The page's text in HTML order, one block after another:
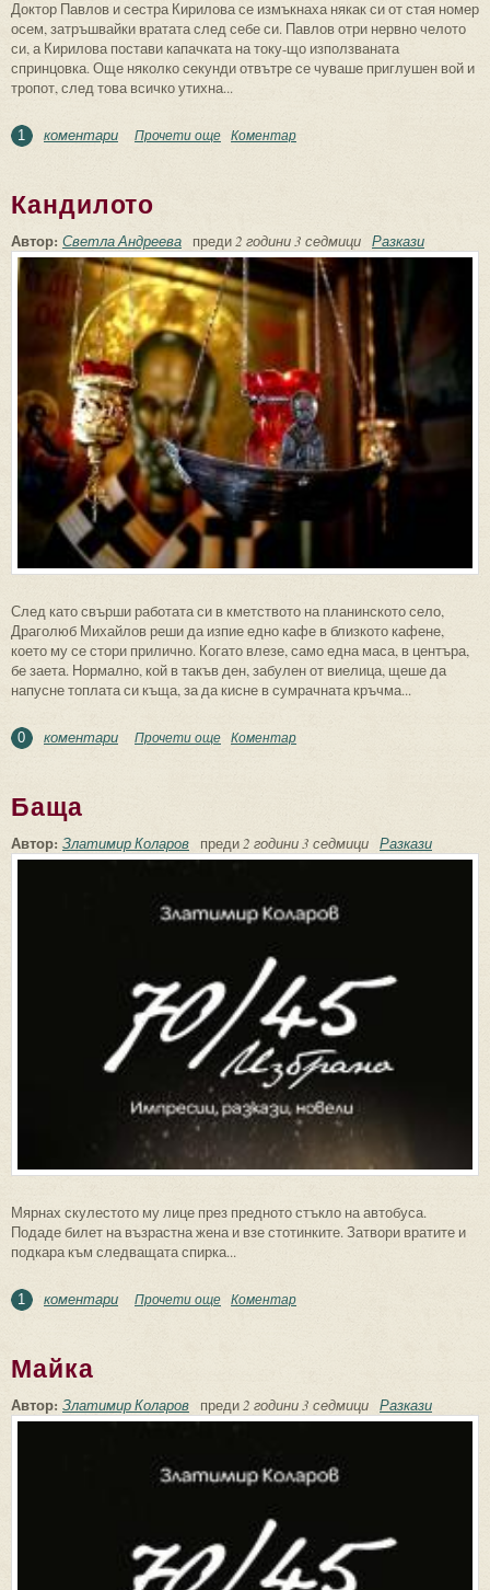
Доктор Павлов и сестра Кирилова се измъкнаха някак си от стая номер
осем, затръшвайки вратата след себе си. Павлов отри нервно челото
си, а Кирилова постави капачката на току-що използваната
спринцовка. Още няколко секунди отвътре се чуваше приглушен вой и
тропот, след това всичко утихна...
1 коментари Прочети още about Да влезеш в добра кондиция
Коментар
Кандилото
Автор: Светла Андреева преди2 години 3 седмици Разкази
След като свърши работата си в кметството на планинското село,
Драголюб Михайлов реши да изпие едно кафе в близкото кафене,
което му се стори прилично. Когато влезе, само една маса, в центъра,
бе заета. Нормално, кой в такъв ден, забулен от виелица, щеше да
напусне топлата си къща, за да кисне в сумрачната кръчма...
0 коментари Прочети още about Кандилото
Коментар
Баща
Автор: Златимир Коларов преди2 години 3 седмици Разкази
Мярнах скулестото му лице през предното стъкло на автобуса.
Подаде билет на възрастна жена и взе стотинките. Затвори вратите и
подкара към следващата спирка...
1 коментари Прочети още about Баща
Коментар
Майка
Автор: Златимир Коларов преди2 години 3 седмици Разкази